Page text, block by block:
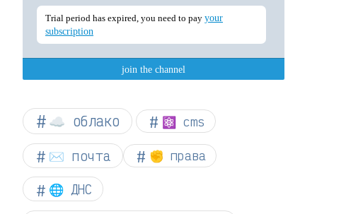
☁︎ облако ⚛ cms
✉️ почта ✊ права
🌐 ДНС